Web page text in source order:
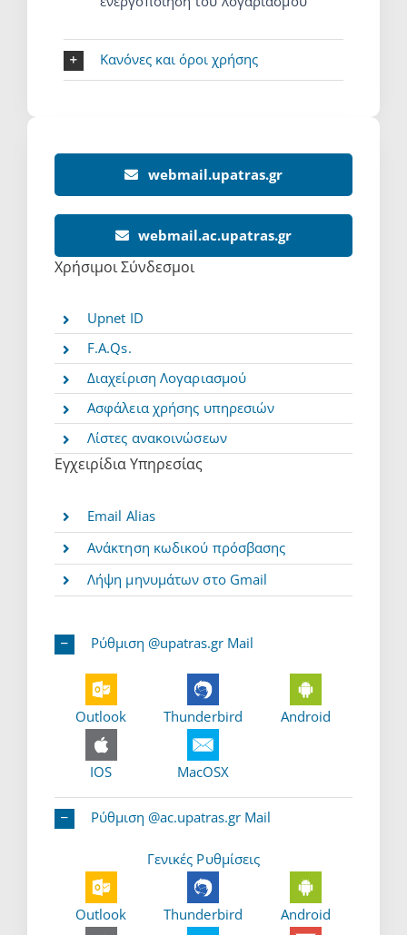
Κανόνες και όροι χρήσης
webmail.upatras.gr
webmail.ac.upatras.gr
Χρήσιμοι Σύνδεσμοι
Upnet ID
F.A.Qs.
Διαχείριση Λογαριασμού
Ασφάλεια χρήσης υπηρεσιών
Λίστες ανακοινώσεων
Εγχειρίδια Υπηρεσίας
Email Alias
Ανάκτηση κωδικού πρόσβασης
Λήψη μηνυμάτων στο Gmail
Ρύθμιση @upatras.gr Mail
Outlook Thunderbird Android
IOS MacOSX
Ρύθμιση @ac.upatras.gr Mail
Γενικές Ρυθμίσεις
Outlook Thunderbird Android